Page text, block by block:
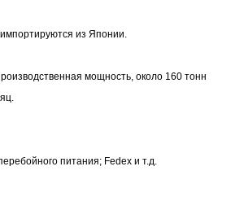
из Японии.
мощность, около 160 тонн
питания; Fedex и т.д.